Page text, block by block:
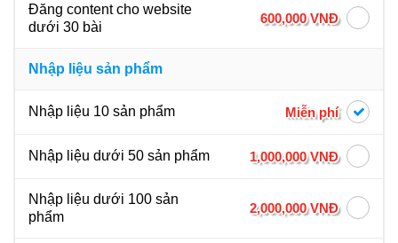
Đăng content cho website
dưới 30 bài
600,000 VNĐ
Nhập liệu sản phẩm
Nhập liệu 10 sản phẩm Miễn phí
Nhập liệu dưới 50 sản phẩm 1,000,000 VNĐ
Nhập liệu dưới 100 sản
phẩm
2,000,000 VNĐ